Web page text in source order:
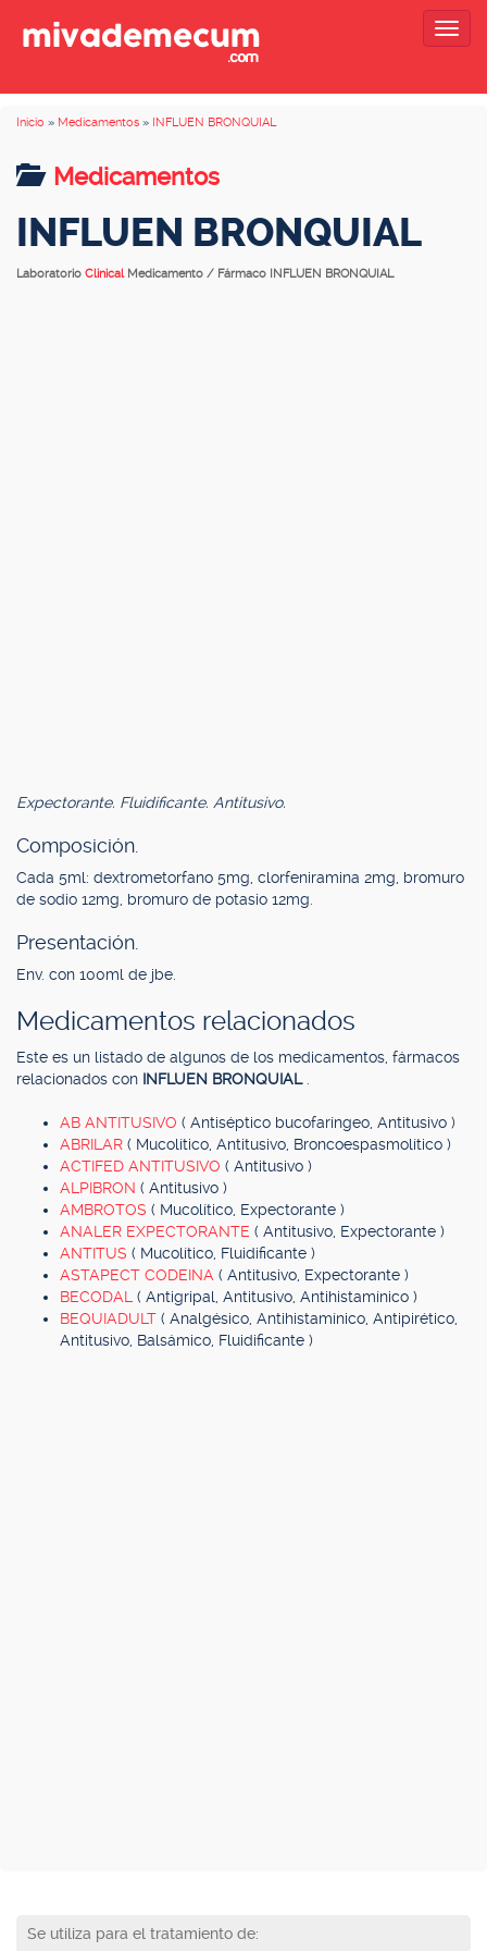
Inicio » Medicamentos » INFLUEN BRONQUIAL
Medicamentos
INFLUEN BRONQUIAL
Laboratorio Clinical Medicamento / Fármaco INFLUEN BRONQUIAL
Expectorante. Fluidificante. Antitusivo.
Composición.
Cada 5ml: dextrometorfano 5mg, clorfeniramina 2mg, bromuro
de sodio 12mg, bromuro de potasio 12mg.
Presentación.
Env. con 100ml de jbe.
Medicamentos relacionados
Este es un listado de algunos de los medicamentos, fármacos
relacionados con INFLUEN BRONQUIAL
AB ANTITUSIVO ( Antiséptico bucofaríngeo, Antitusivo )
ABRILAR ( Mucolítico, Antitusivo, Broncoespasmolítico )
ACTIFED ANTITUSIVO ( Antitusivo )
ALPIBRON ( Antitusivo )
AMBROTOS ( Mucolítico, Expectorante )
ANALER EXPECTORANTE ( Antitusivo, Expectorante )
ANTITUS ( Mucolítico, Fluidificante )
ASTAPECT CODEINA ( Antitusivo, Expectorante )
BECODAL ( Antigripal, Antitusivo, Antihistamínico )
BEQUIADULT ( Analgésico, Antihistamínico, Antipirético,
Antitusivo, Balsámico, Fluidificante )
Se utiliza para el tratamiento de: